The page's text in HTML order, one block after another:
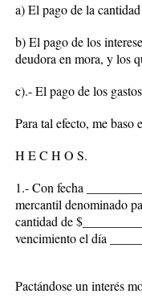
a) El pago de la
b) El pago de los
deudora en mora, y los
c).- El pago de los
Para tal efecto, me baso
H E C H O S.
1.- Con fecha
mercantil denominado
cantidad de
vencimiento el día
Pactándose un interés